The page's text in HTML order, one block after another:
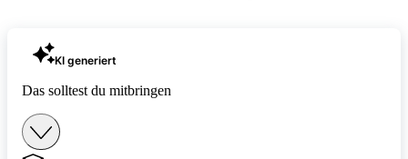
KI generiert
Das solltest du mitbringen